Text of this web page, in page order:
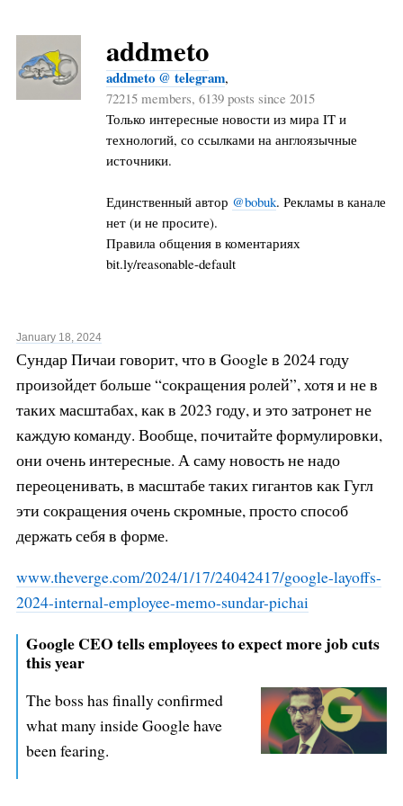
addmeto
addmeto @ telegram,
72215 members, 6139 posts since 2015
Только интересные новости из мира IT и
технологий, со ссылками на англоязычные
источники.
Единственный автор @bobuk. Рекламы в канале
нет (и не просите).
Правила общения в коментариях
bit.ly/reasonable-default
January 18, 2024
Сундар Пичаи говорит, что в Google в 2024 году
произойдет больше “сокращения ролей”, хотя и не в
таких масштабах, как в 2023 году, и это затронет не
каждую команду. Вообще, почитайте формулировки,
они очень интересные. А саму новость не надо
переоценивать, в масштабе таких гигантов как Гугл
эти сокращения очень скромные, просто способ
держать себя в форме.
www.theverge.com/2024/1/17/24042417/google-layoffs-
2024-internal-employee-memo-sundar-pichai
Google CEO tells employees to expect more job cuts
this year
The boss has finally confirmed
what many inside Google have
been fearing.